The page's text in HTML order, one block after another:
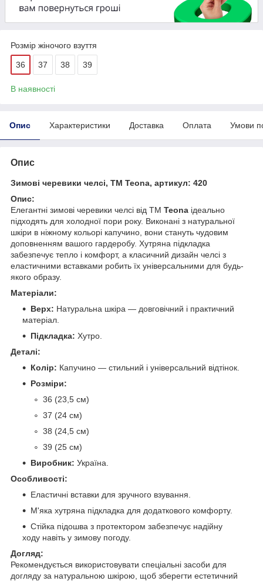
Розмір жіночого взуття
36 37 38 39
В наявності
Опис Характеристики Доставка Оплата Умови
Опис
Зимові черевики челсі, ТМ Teona, артикул: 420
Опис:
Елегантні зимові черевики челсі від ТМ Teona ідеально
підходять для холодної пори року. Виконані з натуральної
шкіри в ніжному кольорі капучино, вони стануть чудовим
доповненням вашого гардеробу. Хутряна підкладка
забезпечує тепло і комфорт, а класичний дизайн челсі з
еластичними вставками робить їх універсальними для будь-
якого образу.
Матеріали:
Верх: Натуральна шкіра — довговічний і практичний
матеріал.
Підкладка: Хутро.
Деталі:
Колір: Капучино — стильний і універсальний відтінок.
Розміри:
36 (23,5 см)
37 (24 см)
38 (24,5 см)
39 (25 см)
Виробник: Україна.
Особливості:
Еластичні вставки для зручного взування.
М'яка хутряна підкладка для додаткового комфорту.
Стійка підошва з протектором забезпечує надійну
ходу навіть у зимову погоду.
Догляд:
Рекомендується використовувати спеціальні засоби для
догляду за натуральною шкірою, щоб зберегти естетичний